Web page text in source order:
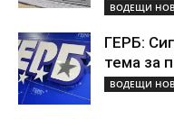
ВОДЕЩИ
ГЕРБ:
тема за
ВОДЕЩИ